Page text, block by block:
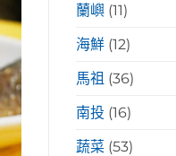
蘭嶼 (11)
海鮮 (12)
馬祖 (36)
南投 (16)
蔬菜 (53)